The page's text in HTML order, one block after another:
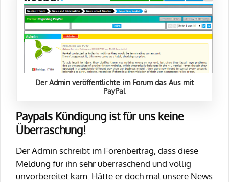
Der Admin veröffentlichte im Forum das Aus mit
PayPal
Paypals Kündigung ist für uns keine
Überraschung!
Der Admin schreibt im Forenbeitrag, dass diese
Meldung für ihn sehr überraschend und völlig
unvorbereitet kam. Hätte er doch mal unsere News